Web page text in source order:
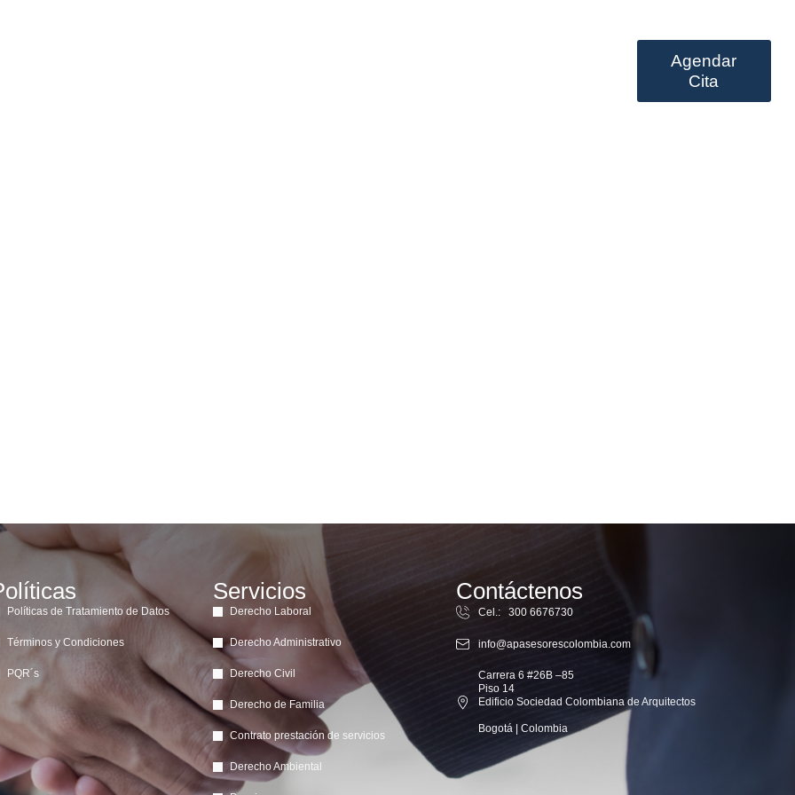
Agendar
Cita
Políticas de Tratamiento de Datos
Términos y Condiciones
PQR´s
Servicios
Derecho Laboral
Derecho Administrativo
Derecho Civil
Derecho de Familia
Contrato prestación de servicios
Derecho Ambiental
Contáctenos
Cel.: 300 6676730
info@apasesorescolombia.com
Carrera 6 #26B –85
Piso 14
Edificio Sociedad Colombiana de Arquitectos
Bogotá | Colombia